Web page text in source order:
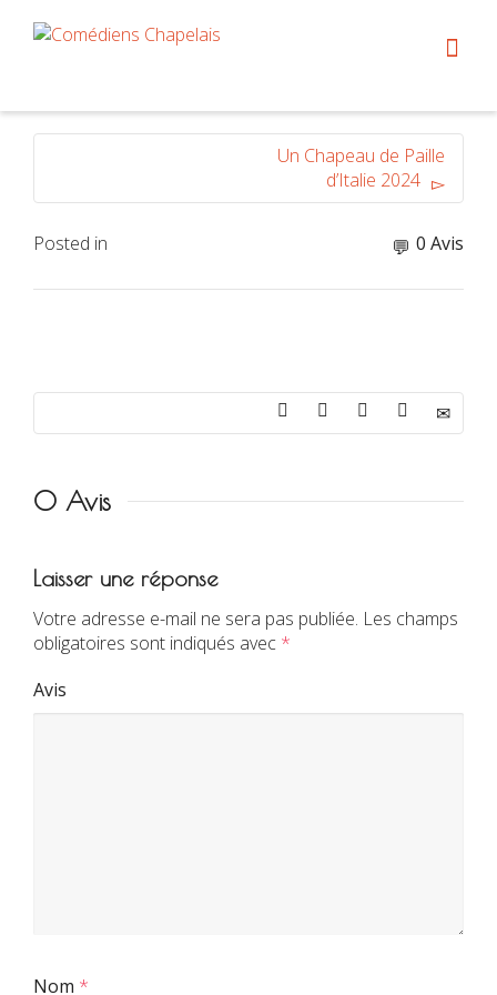
Un Chapeau de Paille
d’Italie 2024
Posted in 0 Avis
0 Avis
Laisser une réponse
Votre adresse e-mail ne sera pas publiée. Les champs
obligatoires sont indiqués avec *
Avis
Nom *